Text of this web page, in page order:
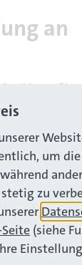
an
Haus St.
sich
als
um
zu
(siehe